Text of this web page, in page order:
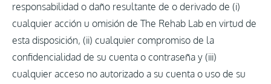
responsabilidad o daño resultante de o derivado de (i)
cualquier acción u omisión de The Rehab Lab en virtud de
esta disposición, (ii) cualquier compromiso de la
confidencialidad de su cuenta o contraseña y (iii)
cualquier acceso no autorizado a su cuenta o uso de su